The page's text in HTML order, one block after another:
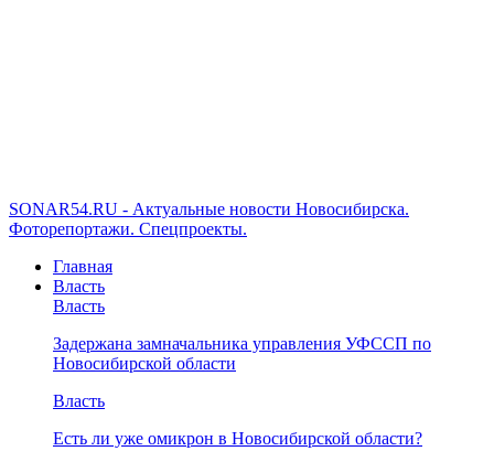
SONAR54.RU - Актуальные новости Новосибирска.
Фоторепортажи. Спецпроекты.
Главная
Власть
Власть
Задержана замначальника управления УФССП по
Новосибирской области
Власть
Есть ли уже омикрон в Новосибирской области?